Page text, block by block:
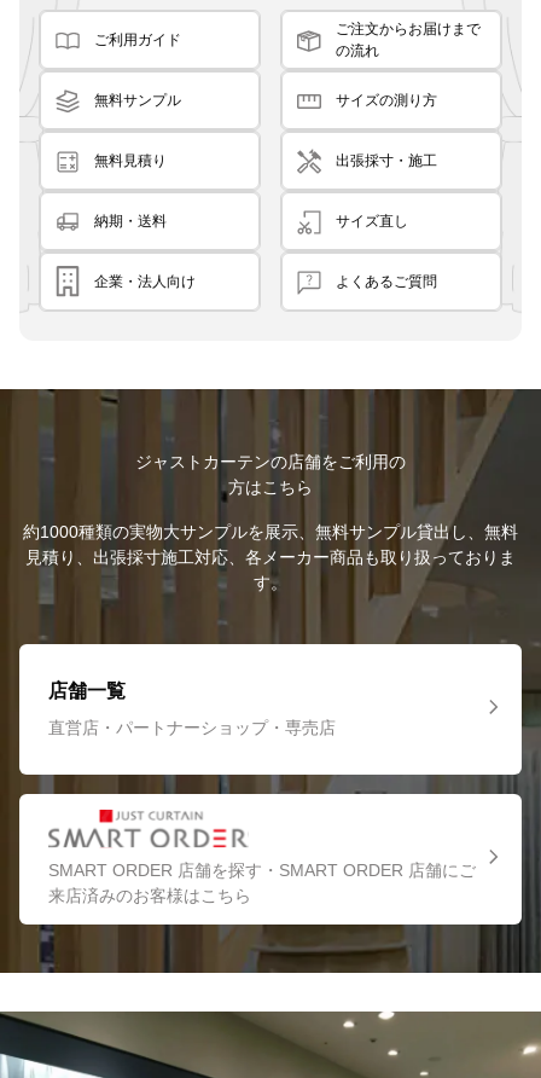
ご利用ガイド
ご注文からお届けまで
の流れ
無料サンプル サイズの測り方
無料見積り 出張採寸・施工
納期・送料 サイズ直し
企業・法人向け よくあるご質問
ジャストカーテンの店舗をご利用の
方はこちら
約1000種類の実物大サンプルを展示、無料サンプル貸出し、無料
見積り、出張採寸施工対応、各メーカー商品も取り扱っておりま
す。
店舗一覧
直営店・パートナーショップ・専売店
SMART ORDER 店舗を探す・SMART ORDER 店舗にご
来店済みのお客様はこちら